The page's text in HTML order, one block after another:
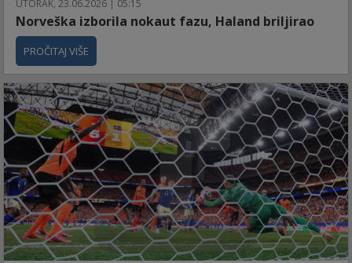
UTORAK, 23.06.2026 | 05:15
Norveška izborila nokaut fazu, Haland briljirao
PROČITAJ VIŠE